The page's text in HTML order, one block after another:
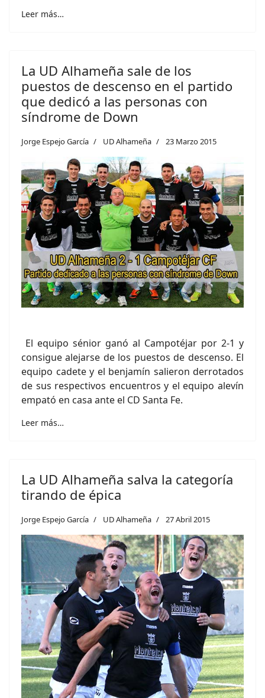
Leer más…
La UD Alhameña sale de los
puestos de descenso en el partido
que dedicó a las personas con
síndrome de Down
Jorge Espejo García UD Alhameña 23 Marzo 2015
El equipo sénior ganó al Campotéjar por 2-1 y
consigue alejarse de los puestos de descenso. El
equipo cadete y el benjamín salieron derrotados
de sus respectivos encuentros y el equipo alevín
empató en casa ante el CD Santa Fe.
Leer más…
La UD Alhameña salva la categoría
tirando de épica
Jorge Espejo García UD Alhameña 27 Abril 2015